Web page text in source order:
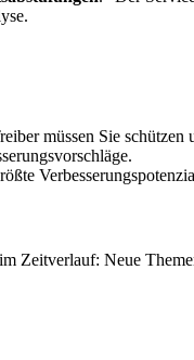
müssen Sie schützen
Neue